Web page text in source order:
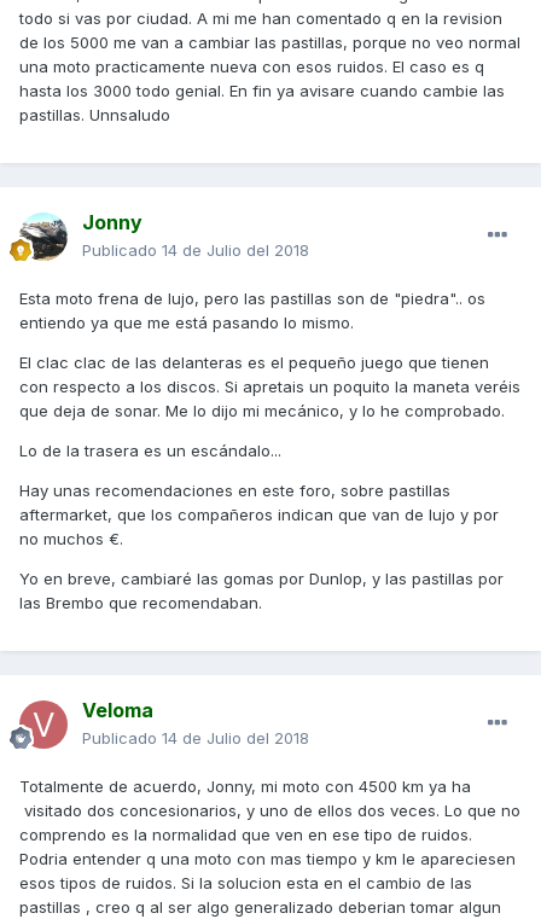
todo si vas por ciudad. A mi me han comentado q en la revision
de los 5000 me van a cambiar las pastillas, porque no veo normal
una moto practicamente nueva con esos ruidos. El caso es q
hasta los 3000 todo genial. En fin ya avisare cuando cambie las
pastillas. Unnsaludo
Jonny
Publicado 14 de Julio del 2018
Esta moto frena de lujo, pero las pastillas son de "piedra".. os
entiendo ya que me está pasando lo mismo.
El clac clac de las delanteras es el pequeño juego que tienen
con respecto a los discos. Si apretais un poquito la maneta veréis
que deja de sonar. Me lo dijo mi mecánico, y lo he comprobado.
Lo de la trasera es un escándalo...
Hay unas recomendaciones en este foro, sobre pastillas
aftermarket, que los compañeros indican que van de lujo y por
no muchos €.
Yo en breve, cambiaré las gomas por Dunlop, y las pastillas por
las Brembo que recomendaban.
Veloma
Publicado 14 de Julio del 2018
Totalmente de acuerdo, Jonny, mi moto con 4500 km ya ha
visitado dos concesionarios, y uno de ellos dos veces. Lo que no
comprendo es la normalidad que ven en ese tipo de ruidos.
Podria entender q una moto con mas tiempo y km le apareciesen
esos tipos de ruidos. Si la solucion esta en el cambio de las
pastillas , creo q al ser algo generalizado deberian tomar algun